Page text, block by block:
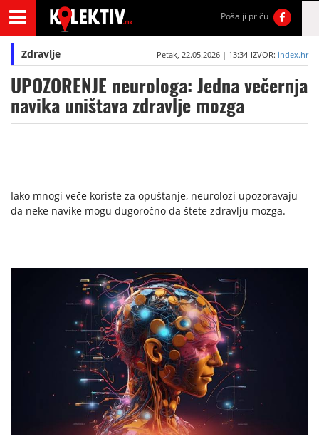
Pošalji priču
Zdravlje Petak, 22.05.2026 | 13:34 IZVOR: index.hr
UPOZORENJE neurologa: Jedna večernja
navika uništava zdravlje mozga
Iako mnogi veče koriste za opuštanje, neurolozi upozoravaju
da neke navike mogu dugoročno da štete zdravlju mozga.